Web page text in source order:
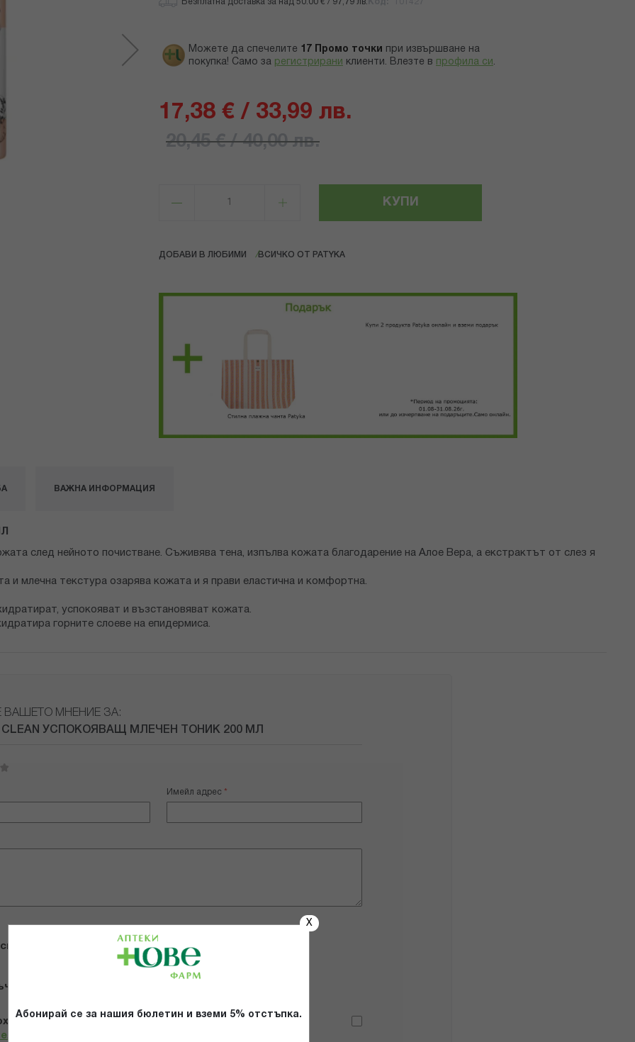
X
Абонирай се за нашия бюлетин и вземи 5% отстъпка.
Безплатна доставка за над 50.00 € / 97,79 лв.
Можете да спечелите 17 Промо точки
при извършване на
покупка! Само за регистрирани клиенти. Влезте в профила си .
17,38 € / 33,99 лв.
20,45 € / 40,00 лв.
КУПИ
ДОБАВИ В ЛЮБИМИ ВСИЧКО ОТ PATYKA
след нейното почистване. Съживява тена, изпълва кожата благодарение на Алое Вера, а екстрактът от слез я
и млечна текстура озарява кожата и я прави еластична и комфортна.
успокояват и възстановяват кожата.
горните слоеве на епидермиса.
ВАЖНА ИНФОРМАЦИЯ
ВАШЕТО МНЕНИЕ ЗА:
CLEAN УСПОКОЯВАЩ МЛЕЧЕН ТОНИК 200 МЛ
Имейл адрес
продукта
и се съгласявам с